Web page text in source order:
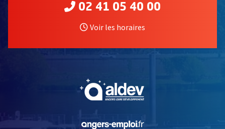
02 41 05 40 00
Voir les horaires